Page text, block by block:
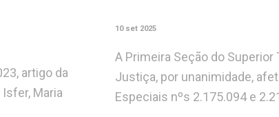
artigo da
Maria
10 set 2025
A Primeira Seção do Superior
Justiça, por unanimidade,
Especiais nºs 2.175.094 e